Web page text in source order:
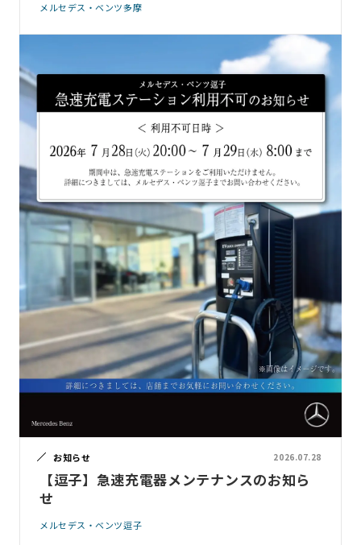
メルセデス・ベンツ多摩
お知らせ 2026.07.28
【逗子】急速充電器メンテナンスのお知ら
せ
メルセデス・ベンツ逗子